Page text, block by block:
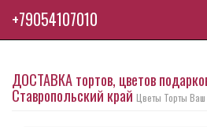
ДОСТАВКА тортов, цветов
Ставропольский край Цветы Торты
+79054107010